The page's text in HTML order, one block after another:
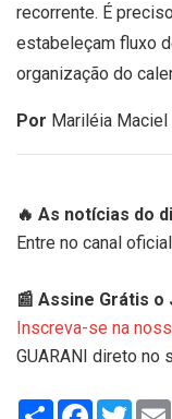
recorrente. É
estabeleçam fluxo
organização do
Por Mariléia Maciel
🔥 As notícias do
Entre no canal
📰 Assine Grátis o
Inscreva-se na
GUARANI direto no
Share Facebook